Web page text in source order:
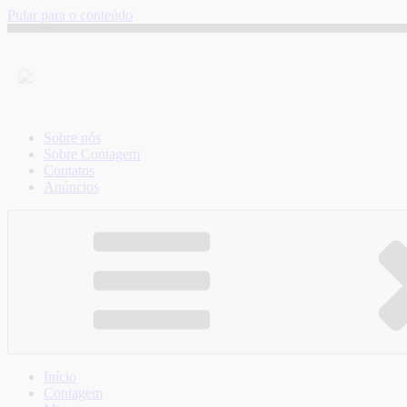
Pular para o conteúdo
Sobre nós
Sobre Contagem
Contatos
Anúncios
Início
Contagem